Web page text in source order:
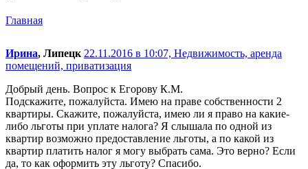
Главная
Ирина, Липецк 22.11.2016 в 10:07, Недвижимость, аренда
помещений, приватизация
Добрый день. Вопрос к Егорову К.М.
Подскажите, пожалуйста. Имею на праве собственности 2
квартиры. Скажите, пожалуйста, имею ли я право на какие-
либо льготы при уплате налога? Я слышала по одной из
квартир возможно предоставление льготы, а по какой из
квартир платить налог я могу выбрать сама. Это верно? Если
да, то как оформить эту льготу? Спасибо.